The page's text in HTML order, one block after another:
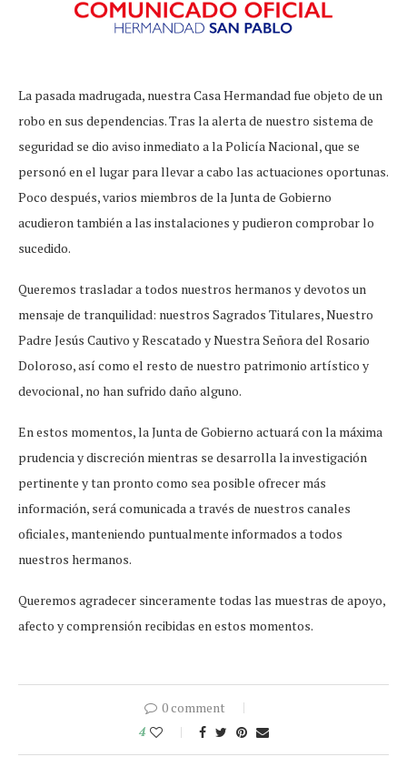
La pasada madrugada, nuestra Casa Hermandad fue objeto de un
robo en sus dependencias. Tras la alerta de nuestro sistema de
seguridad se dio aviso inmediato a la Policía Nacional, que se
personó en el lugar para llevar a cabo las actuaciones oportunas.
Poco después, varios miembros de la Junta de Gobierno
acudieron también a las instalaciones y pudieron comprobar lo
sucedido.
Queremos trasladar a todos nuestros hermanos y devotos un
mensaje de tranquilidad: nuestros Sagrados Titulares, Nuestro
Padre Jesús Cautivo y Rescatado y Nuestra Señora del Rosario
Doloroso, así como el resto de nuestro patrimonio artístico y
devocional, no han sufrido daño alguno.
En estos momentos, la Junta de Gobierno actuará con la máxima
prudencia y discreción mientras se desarrolla la investigación
pertinente y tan pronto como sea posible ofrecer más
información, será comunicada a través de nuestros canales
oficiales, manteniendo puntualmente informados a todos
nuestros hermanos.
Queremos agradecer sinceramente todas las muestras de apoyo,
afecto y comprensión recibidas en estos momentos.
0 comment
4